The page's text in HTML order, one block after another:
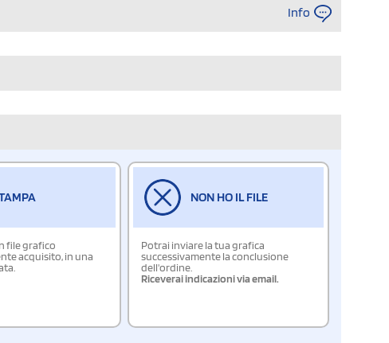
Info
file grafico
acquisito, in una
NON HO IL FILE
Potrai inviare la tua grafica
successivamente la conclusione
dell'ordine.
Riceverai indicazioni via email.